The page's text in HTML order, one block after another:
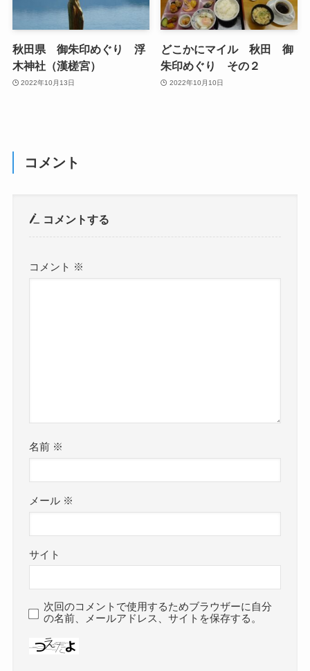
秋田県 御朱印めぐり 浮
木神社（漢槎宮）
2022年10月13日
どこかにマイル 秋田 御
朱印めぐり その２
2022年10月10日
コメント
コメントする
コメント ※
名前 ※
メール ※
サイト
次回のコメントで使用するためブラウザーに自分
の名前、メールアドレス、サイトを保存する。